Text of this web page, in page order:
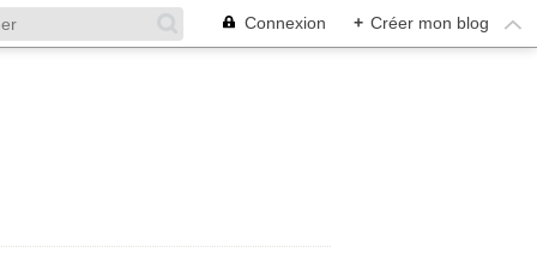
Connexion + Créer mon blog